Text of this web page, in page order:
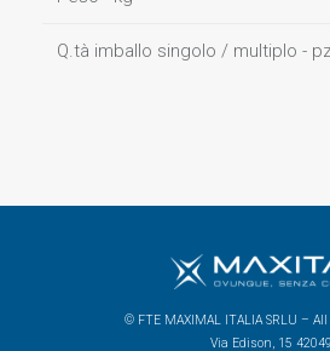
Q.tà imballo singolo / multiplo -
© FTE MAXIMAL ITALIA SRLU –
Via Edison, 15 42049